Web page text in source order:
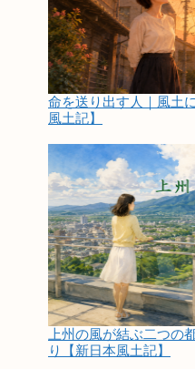
命を送り出す人｜風土
風土記】
上州の風が結ぶ二つの
り【新日本風土記】